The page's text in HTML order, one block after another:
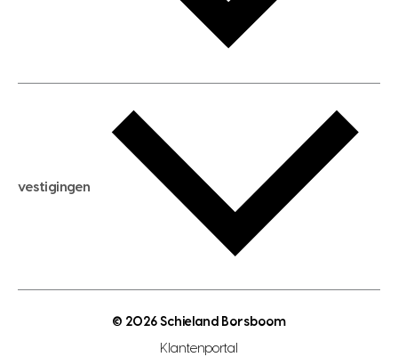
aankoopadvies
verkoopadvies
hypotheekadvies
hypotheek berekenen
maximale hypotheek berekenen
hypotheek bespaarcheck
gratis zoekprofiel aanmaken
open woningwaarde dag
vestigingen
© 2026 Schieland Borsboom
Klantenportal